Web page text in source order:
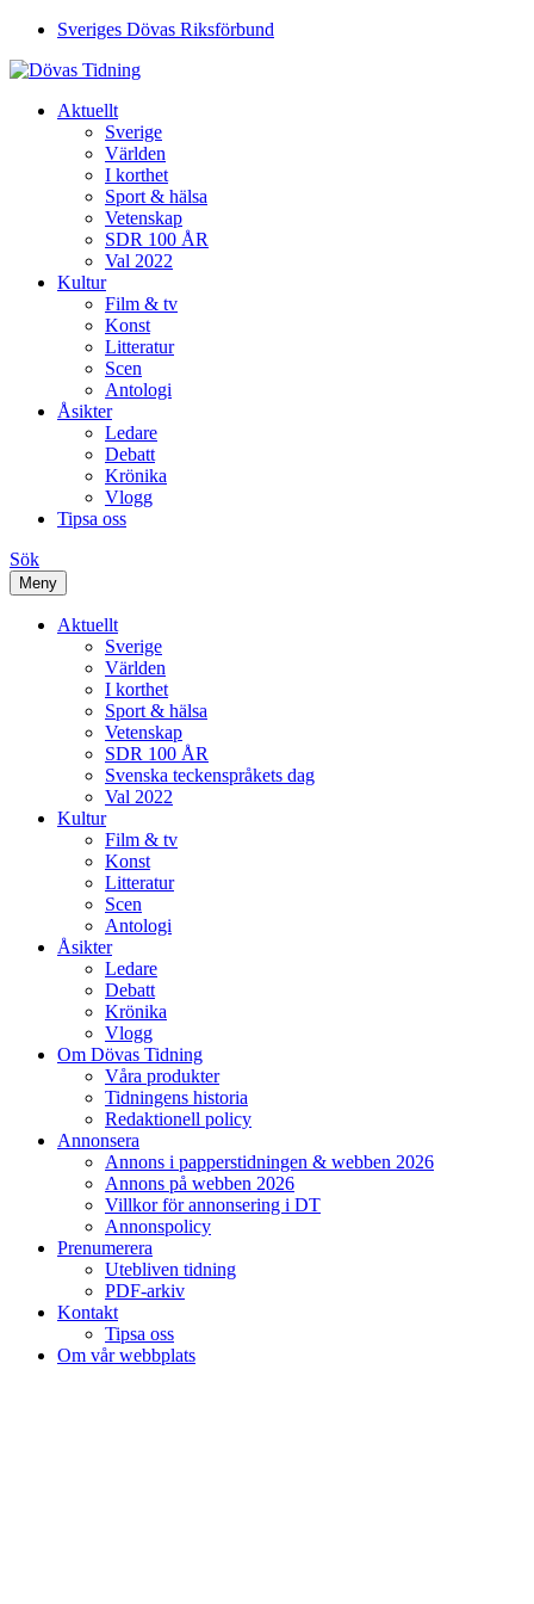
Sveriges Dövas Riksförbund
Aktuellt
Sverige
Världen
I korthet
Sport & hälsa
Vetenskap
SDR 100 ÅR
Val 2022
Kultur
Film & tv
Konst
Litteratur
Scen
Antologi
Åsikter
Ledare
Debatt
Krönika
Vlogg
Tipsa oss
Sök
Meny
Aktuellt
Sverige
Världen
I korthet
Sport & hälsa
Vetenskap
SDR 100 ÅR
Svenska teckenspråkets dag
Val 2022
Kultur
Film & tv
Konst
Litteratur
Scen
Antologi
Åsikter
Ledare
Debatt
Krönika
Vlogg
Om Dövas Tidning
Våra produkter
Tidningens historia
Redaktionell policy
Annonsera
Annons i papperstidningen & webben 2026
Annons på webben 2026
Villkor för annonsering i DT
Annonspolicy
Prenumerera
Utebliven tidning
PDF-arkiv
Kontakt
Tipsa oss
Om vår webbplats